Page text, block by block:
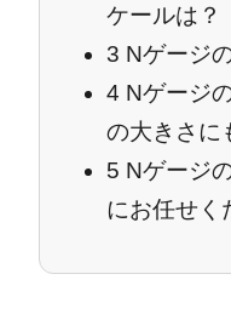
ケールは？
3 Nゲージ
4 Nゲージ
の大きさに
5 Nゲージ
にお任せく